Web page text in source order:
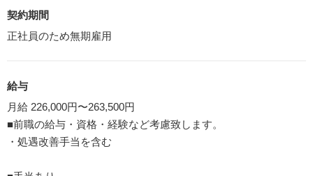
契約期間
正社員のため無期雇用
給与
月給 226,000円〜263,500円
■前職の給与・資格・経験など考慮致します。
・処遇改善手当を含む